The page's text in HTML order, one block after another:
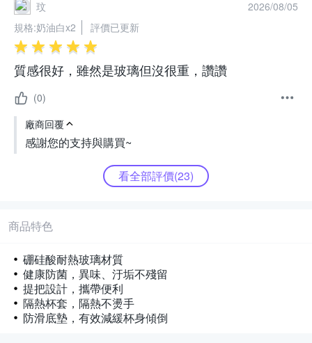
玟
2026/08/05
規格:奶油白x2 評價已更新
質感很好，雖然是玻璃但沒很重，讚讚
(0)
廠商回覆
感謝您的支持與購買~
看全部評價(23)
商品特色
硼硅酸耐熱玻璃材質
健康防菌，異味、汙垢不殘留
提把設計，攜帶便利
隔熱杯套，隔熱不燙手
防滑底墊，有效減緩杯身傾倒